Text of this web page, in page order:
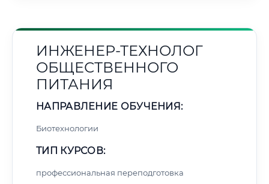
ИНЖЕНЕР-ТЕХНОЛОГ
ОБЩЕСТВЕННОГО
ПИТАНИЯ
НАПРАВЛЕНИЕ ОБУЧЕНИЯ:
Биотехнологии
ТИП КУРСОВ:
профессиональная переподготовка